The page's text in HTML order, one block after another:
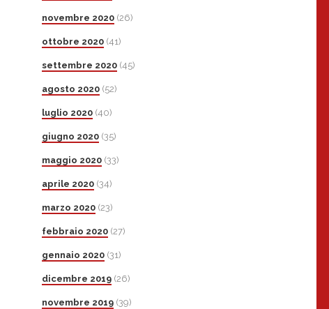
novembre 2020(26)
ottobre 2020(41)
settembre 2020(45)
agosto 2020(52)
luglio 2020(40)
giugno 2020(35)
maggio 2020(33)
aprile 2020(34)
marzo 2020(23)
febbraio 2020(27)
gennaio 2020(31)
dicembre 2019(26)
novembre 2019(39)